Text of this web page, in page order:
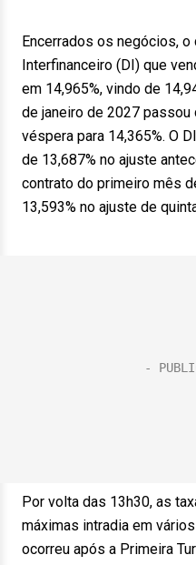
Encerrados os negócios,
Interfinanceiro (DI) que
em 14,965%, vindo de
de janeiro de 2027 passou
véspera para 14,365%. O
de 13,687% no ajuste
contrato do primeiro mês
13,593% no ajuste de
Por volta das 13h30, as
máximas intradia em
ocorreu após a Primeira